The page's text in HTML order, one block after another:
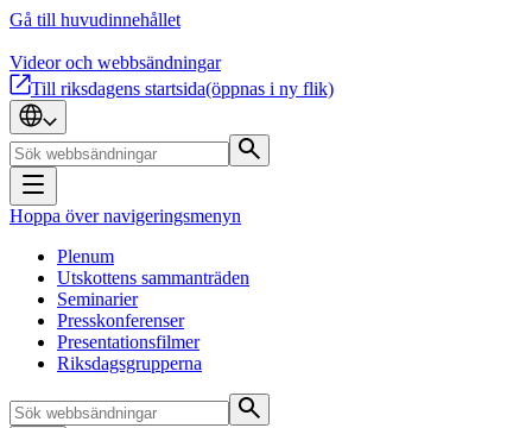
Gå till huvudinnehållet
Videor och webbsändningar
Till riksdagens startsida(öppnas i ny flik)
Hoppa över navigeringsmenyn
Plenum
Utskottens sammanträden
Seminarier
Presskonferenser
Presentationsfilmer
Riksdagsgrupperna